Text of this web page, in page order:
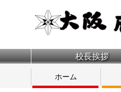
校長挨拶
ホーム